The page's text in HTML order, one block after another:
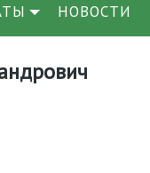
НОВОСТИ